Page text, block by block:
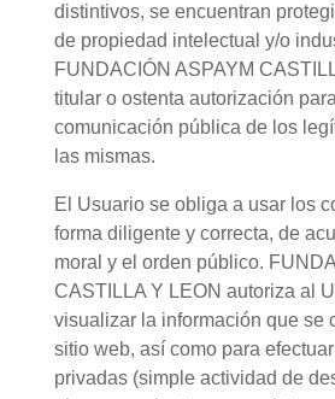
distintivos, se encuentran
de propiedad intelectual y/o
FUNDACIÓN ASPAYM
titular o ostenta autorización
comunicación pública de los
las mismas.
El Usuario se obliga a usar los
forma diligente y correcta, de
moral y el orden público.
CASTILLA Y LEON autoriza al
visualizar la información que se
sitio web, así como para
privadas (simple actividad de